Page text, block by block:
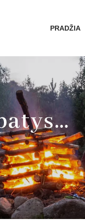
PRADŽIA